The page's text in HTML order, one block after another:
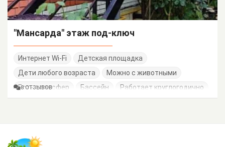
"Мансарда" этаж под-ключ
Интернет Wi-Fi
Детская площадка
Дети любого возраста
Можно с животными
Есть трансфер
Бассейн Работает круглогодично
8 ОТЗЫВОВ